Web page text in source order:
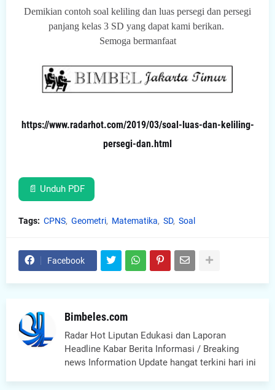
Demikian contoh soal keliling dan luas persegi dan persegi
panjang kelas 3 SD yang dapat kami berikan.
Semoga bermanfaat
https://www.radarhot.com/2019/03/soal-luas-dan-keliling-
persegi-dan.html
📄 Unduh PDF
Tags: CPNS Geometri Matematika SD Soal
Facebook
Bimbeles.com
Radar Hot Liputan Edukasi dan Laporan
Headline Kabar Berita Informasi / Breaking
news Information Update hangat terkini hari ini